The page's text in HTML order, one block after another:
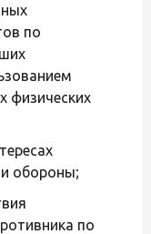
по
физических
и обороны;
по